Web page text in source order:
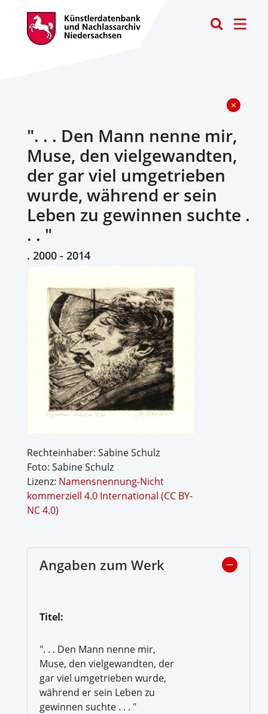
". . . Den Mann nenne mir,
Muse, den vielgewandten,
der gar viel umgetrieben
wurde, während er sein
Leben zu gewinnen suchte .
. . "
. 2000 - 2014
Rechteinhaber: Sabine Schulz
Foto: Sabine Schulz
Lizenz: Namensnennung-Nicht
kommerziell 4.0 International (CC BY-
NC 4.0)
Angaben zum Werk
Titel:
". . . Den Mann nenne mir,
Muse, den vielgewandten, der
gar viel umgetrieben wurde,
während er sein Leben zu
gewinnen suchte . . . "